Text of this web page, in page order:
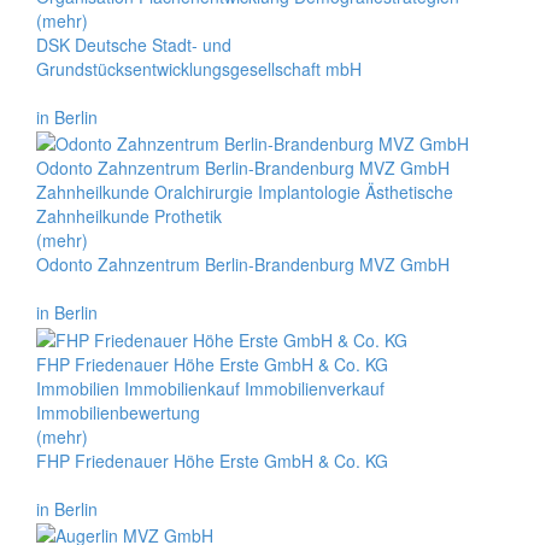
(mehr)
DSK Deutsche Stadt- und
Grundstücksentwicklungsgesellschaft mbH
in Berlin
Odonto Zahnzentrum Berlin-Brandenburg MVZ GmbH
Zahnheilkunde Oralchirurgie Implantologie Ästhetische
Zahnheilkunde Prothetik
(mehr)
Odonto Zahnzentrum Berlin-Brandenburg MVZ GmbH
in Berlin
FHP Friedenauer Höhe Erste GmbH & Co. KG
Immobilien Immobilienkauf Immobilienverkauf
Immobilienbewertung
(mehr)
FHP Friedenauer Höhe Erste GmbH & Co. KG
in Berlin